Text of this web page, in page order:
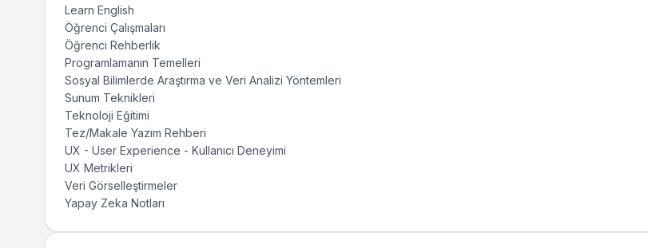
Learn English
Öğrenci Çalışmaları
Öğrenci Rehberlik
Programlamanın Temelleri
Sosyal Bilimlerde Araştırma ve Veri Analizi Yöntemleri
Sunum Teknikleri
Teknoloji Eğitimi
Tez/Makale Yazım Rehberi
UX - User Experience - Kullanıcı Deneyimi
UX Metrikleri
Veri Görselleştirmeler
Yapay Zeka Notları